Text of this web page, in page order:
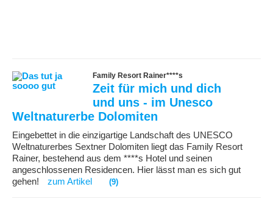
Family Resort Rainer****s
Zeit für mich und dich
und uns - im Unesco
Weltnaturerbe Dolomiten
Eingebettet in die einzigartige Landschaft des UNESCO
Weltnaturerbes Sextner Dolomiten liegt das Family Resort
Rainer, bestehend aus dem ****s Hotel und seinen
angeschlossenen Residencen. Hier lässt man es sich gut
gehen!
zum Artikel (9)